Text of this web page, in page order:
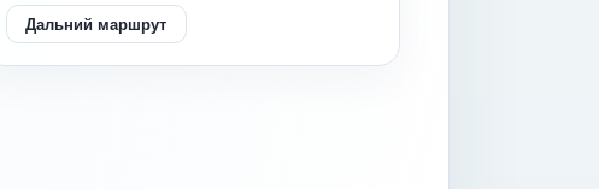
Дальний маршрут